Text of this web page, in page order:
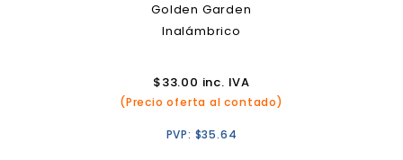
Golden Garden
Inalámbrico
$33.00 inc. IVA
(Precio oferta al contado)
PVP: $35.64